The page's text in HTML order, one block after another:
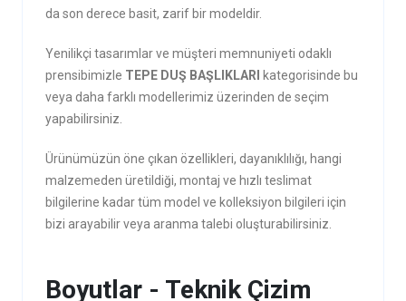
da son derece basit, zarif bir modeldir.
Yenilikçi tasarımlar ve müşteri memnuniyeti odaklı
prensibimizle TEPE DUŞ BAŞLIKLARI
kategorisinde bu
veya daha farklı modellerimiz üzerinden de seçim
yapabilirsiniz.
Ürünümüzün öne çıkan özellikleri, dayanıklılığı, hangi
malzemeden üretildiği, montaj ve hızlı teslimat
bilgilerine kadar tüm model ve kolleksiyon bilgileri için
bizi arayabilir veya aranma talebi oluşturabilirsiniz.
Boyutlar - Teknik Çizim